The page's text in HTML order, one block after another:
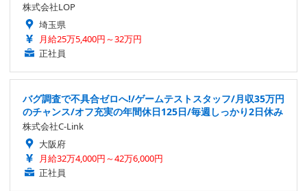
株式会社LOP
埼玉県
月給25万5,400円～32万円
正社員
バグ調査で不具合ゼロへ!/ゲームテストスタッフ/月収35万円
のチャンス/オフ充実の年間休日125日/毎週しっかり2日休み
株式会社C-Link
大阪府
月給32万4,000円～42万6,000円
正社員